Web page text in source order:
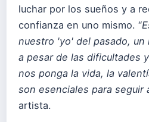
luchar por los sueños y a
confianza en uno mismo. “
nuestro 'yo' del pasado, un
a pesar de las dificultades
nos ponga la vida, la
son esenciales para seguir
artista.